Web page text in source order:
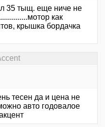
35 тыщ. еще ниче не
как
крышка бордачка
тесен да и цена не
авто годовалое